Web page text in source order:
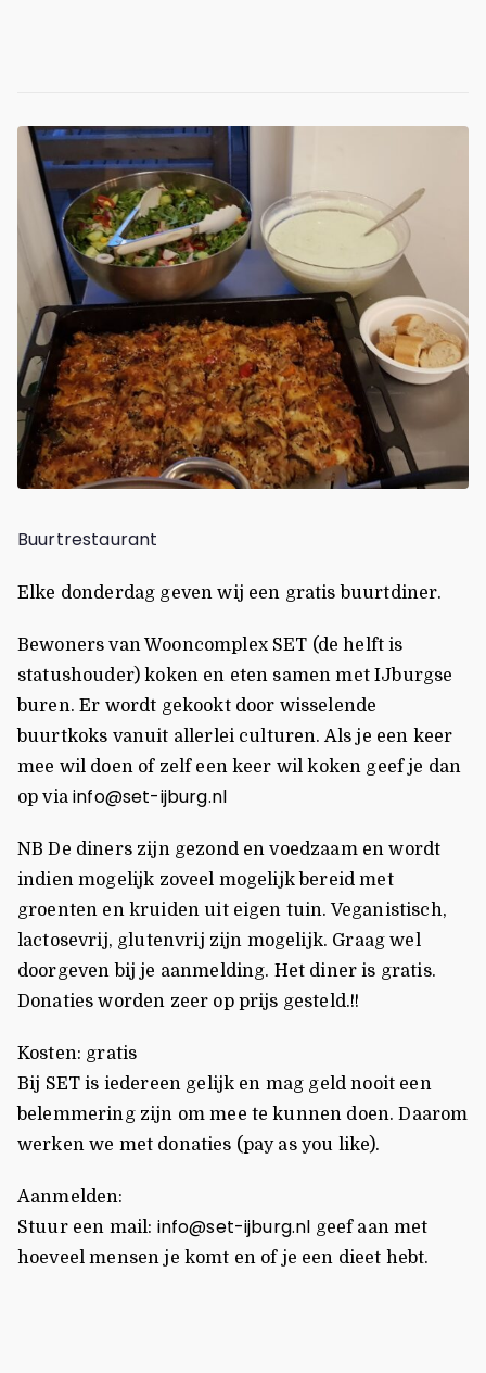
Buurtrestaurant
Elke donderdag geven wij een gratis buurtdiner.
Bewoners van Wooncomplex SET (de helft is
statushouder) koken en eten samen met IJburgse
buren. Er wordt gekookt door wisselende
buurtkoks vanuit allerlei culturen. Als je een keer
mee wil doen of zelf een keer wil koken geef je dan
op viainfo@set-ijburg.nl
NB De diners zijn gezond en voedzaam en wordt
indien mogelijk zoveel mogelijk bereid met
groenten en kruiden uit eigen tuin. Veganistisch,
lactosevrij, glutenvrij zijn mogelijk. Graag wel
doorgeven bij je aanmelding. Het diner is gratis.
Donaties worden zeer op prijs gesteld.!!
Kosten: gratis
Bij SET is iedereen gelijk en mag geld nooit een
belemmering zijn om mee te kunnen doen. Daarom
werken we met donaties (pay as you like).
Aanmelden:
Stuur een mail: info@set-ijburg.nl geef aan met
hoeveel mensen je komt en of je een dieet hebt.